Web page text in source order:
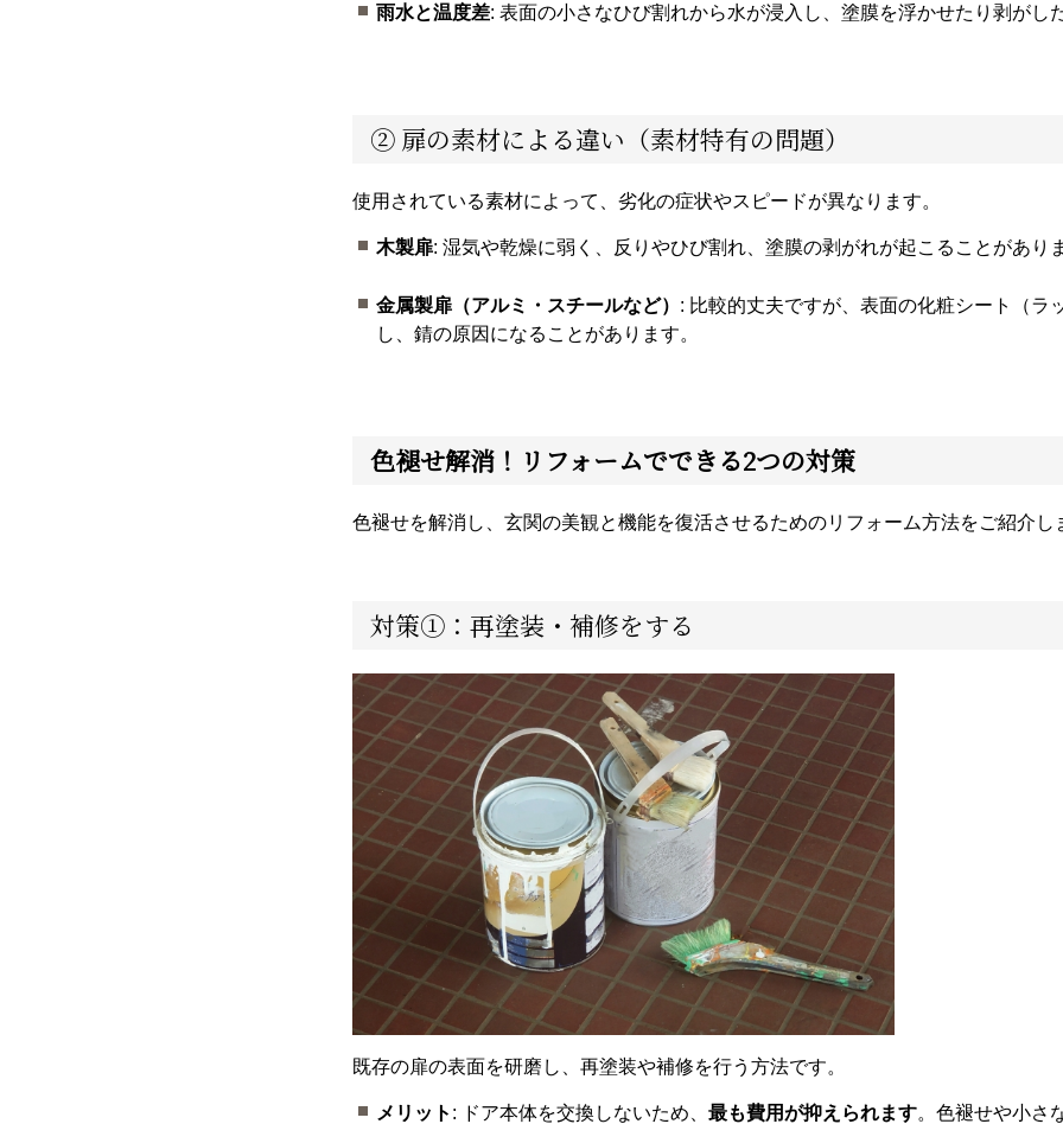
雨水と温度差: 表面の小さなひび割れから水が浸入し、塗膜を浮かせたり剥がし
② 扉の素材による違い（素材特有の問題）
使用されている素材によって、劣化の症状やスピードが異なります。
木製扉: 湿気や乾燥に弱く、反りやひび割れ、塗膜の剥がれが起こることがあり
金属製扉（アルミ・スチールなど） : 比較的丈夫ですが、表面の化粧シート（
し、錆の原因になることがあります。
色褪せ解消！リフォームでできる2つの対策
色褪せを解消し、玄関の美観と機能を復活させるためのリフォーム方法をご紹介し
対策①：再塗装・補修をする
既存の扉の表面を研磨し、再塗装や補修を行う方法です。
メリット : ドア本体を交換しないため、 最も費用が抑えられます。色褪せや小さ